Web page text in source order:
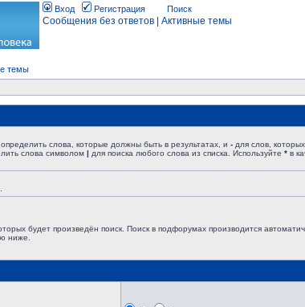
Вход Регистрация Поиск
Сообщения без ответов Активные темы
темы
определить слова, которые должны быть в результатах, и - для слов,
слова символом | для поиска любого слова из списка. Используйте * в
будет произведён поиск. Поиск в подфорумах производится
ниже.